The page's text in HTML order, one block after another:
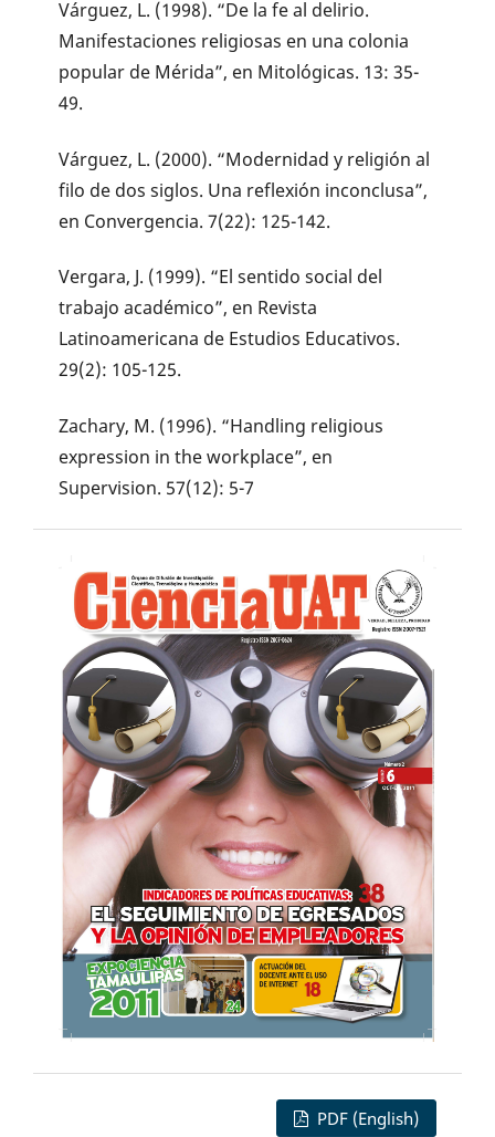
Várguez, L. (1998). “De la fe al delirio.
Manifestaciones religiosas en una colonia
popular de Mérida”, en Mitológicas. 13: 35-
49.
Várguez, L. (2000). “Modernidad y religión al
filo de dos siglos. Una reflexión inconclusa”,
en Convergencia. 7(22): 125-142.
Vergara, J. (1999). “El sentido social del
trabajo académico”, en Revista
Latinoamericana de Estudios Educativos.
29(2): 105-125.
Zachary, M. (1996). “Handling religious
expression in the workplace”, en
Supervision. 57(12): 5-7
PDF (English)